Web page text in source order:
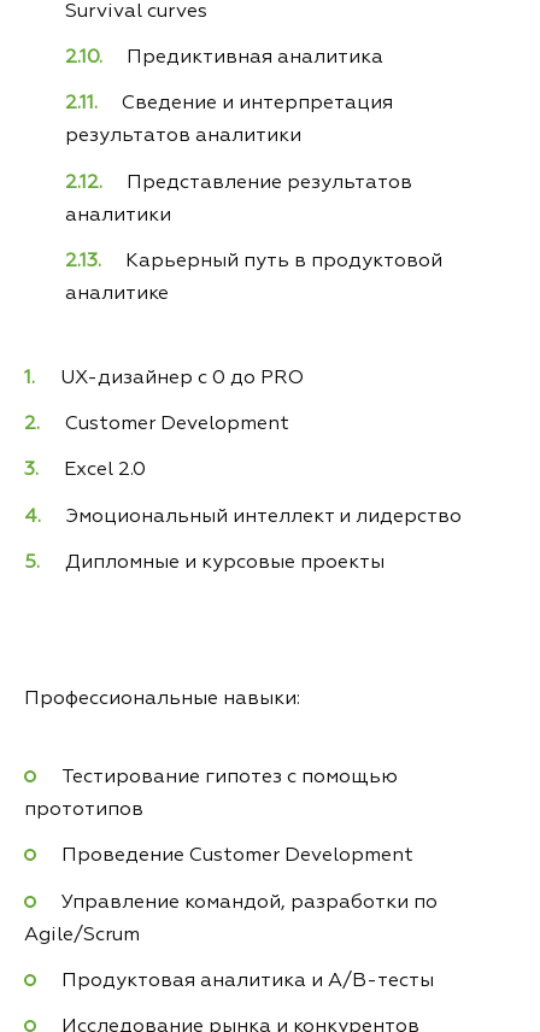
Survival curves
Предиктивная аналитика
Сведение и интерпретация
результатов аналитики
Представление результатов
аналитики
Карьерный путь в продуктовой
аналитике
UX-дизайнер с 0 до PRO
Customer Development
Excel 2.0
Эмоциональный интеллект и лидерство
Дипломные и курсовые проекты
Профессиональные навыки:
Тестирование гипотез с помощью
прототипов
Проведение Customer Development
Управление командой, разработки по
Agile/Scrum
Продуктовая аналитика и А/B-тесты
Исследование рынка и конкурентов